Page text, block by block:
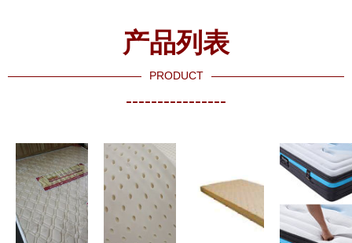
产品列表
PRODUCT
----------------